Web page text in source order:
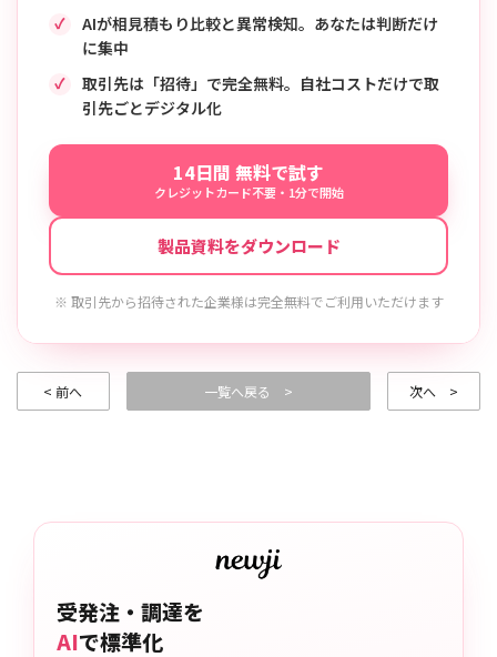
AIが相見積もり比較と異常検知。あなたは判断だけ
に集中
取引先は「招待」で完全無料。自社コストだけで取
引先ごとデジタル化
14日間 無料で試す
クレジットカード不要・1分で開始
製品資料をダウンロード
※ 取引先から招待された企業様は完全無料でご利用いただけます
< 前へ 一覧へ戻る > 次へ >
受発注・調達を
AIで標準化